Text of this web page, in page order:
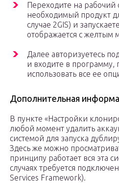
Переходите на рабочий
необходимый продукт
случае 2GIS) и
отображается с желтым
Далее авторизуетесь
и входите в программу,
использовать все ее
Дополнительная
В пункте «Настройки
любой момент удалить
системой для запуска
Здесь же можно
принципу работает вся эта
случаях требуется
Services Framework).